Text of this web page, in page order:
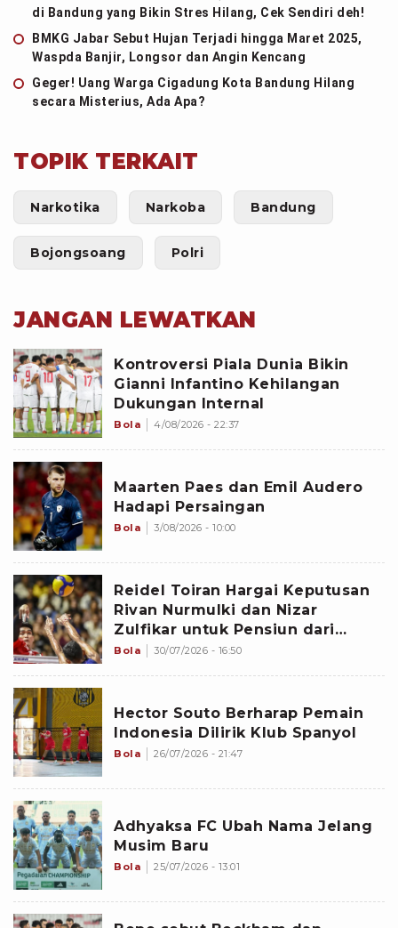
di Bandung yang Bikin Stres Hilang, Cek Sendiri deh!
BMKG Jabar Sebut Hujan Terjadi hingga Maret 2025,
Waspda Banjir, Longsor dan Angin Kencang
Geger! Uang Warga Cigadung Kota Bandung Hilang
secara Misterius, Ada Apa?
TOPIK TERKAIT
Narkotika Narkoba Bandung
Bojongsoang Polri
JANGAN LEWATKAN
Kontroversi Piala Dunia Bikin
Gianni Infantino Kehilangan
Dukungan Internal
Bola 4/08/2026 - 22:37
Maarten Paes dan Emil Audero
Hadapi Persaingan
Bola 3/08/2026 - 10:00
Reidel Toiran Hargai Keputusan
Rivan Nurmulki dan Nizar
Zulfikar untuk Pensiun dari
Timnas Voli Indonesia
Bola 30/07/2026 - 16:50
Hector Souto Berharap Pemain
Indonesia Dilirik Klub Spanyol
Bola 26/07/2026 - 21:47
Adhyaksa FC Ubah Nama Jelang
Musim Baru
Bola 25/07/2026 - 13:01